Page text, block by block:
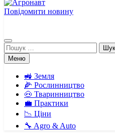
Повідомити новину
Пошук:
Меню
🚜 Земля
🌽 Рослинництво
🐽 Тваринництво
💼 Практики
📉 Ціни
🔧 Agro & Auto